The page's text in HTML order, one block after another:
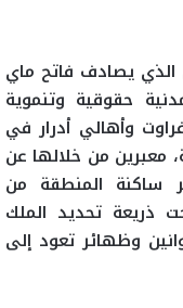
الذي يصادف فاتح ماي
حقوقية وتنموية
وأهالي أدرار في
معبرين من خلالها عن
ساكنة المنطقة من
ذريعة تحديد الملك
وظهائر تعود إلى